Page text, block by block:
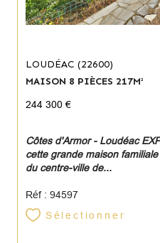
LOUDÉAC (22600)
MAISON 8 PIÈCES 217M²
244 300 €
Côtes d'Armor - Loudéac
cette grande maison
du centre-ville de...
Réf : 94597
Sélectionner